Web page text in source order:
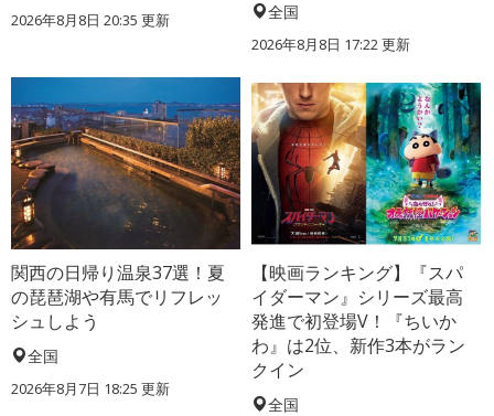
2026年8月8日 20:35 更新 全国
2026年8月8日 17:22更新
関西の日帰り温泉37選！夏
の琵琶湖や有馬でリフレッ
シュしよう
全国
2026年8月7日 18:25 更新
【映画ランキング】『スパ
イダーマン』シリーズ最高
発進で初登場V！『ちいか
わ』は2位、新作3本がラン
クイン
全国